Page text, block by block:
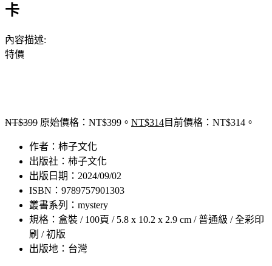
卡
內容描述:
特價
NT$399 原始價格：NT$399。 NT$314目前價格：NT$314。
作者：柿子文化
出版社：柿子文化
出版日期：2024/09/02
ISBN：9789757901303
叢書系列：mystery
規格：盒裝 / 100頁 / 5.8 x 10.2 x 2.9 cm / 普通級 / 全彩印
刷 / 初版
出版地：台灣